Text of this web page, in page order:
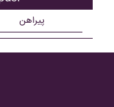
پیراهن